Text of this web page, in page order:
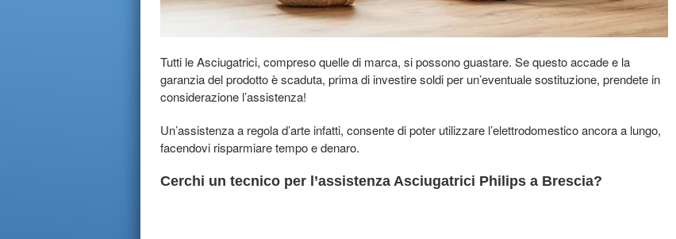
Tutti le Asciugatrici, compreso quelle di marca, si possono guastare. Se questo accade e la
garanzia del prodotto è scaduta, prima di investire soldi per un’eventuale sostituzione, prendete in
considerazione l’assistenza!
Un’assistenza a regola d’arte infatti, consente di poter utilizzare l’elettrodomestico ancora a lungo,
facendovi risparmiare tempo e denaro.
Cerchi un tecnico per l’assistenza Asciugatrici Philips a Brescia?